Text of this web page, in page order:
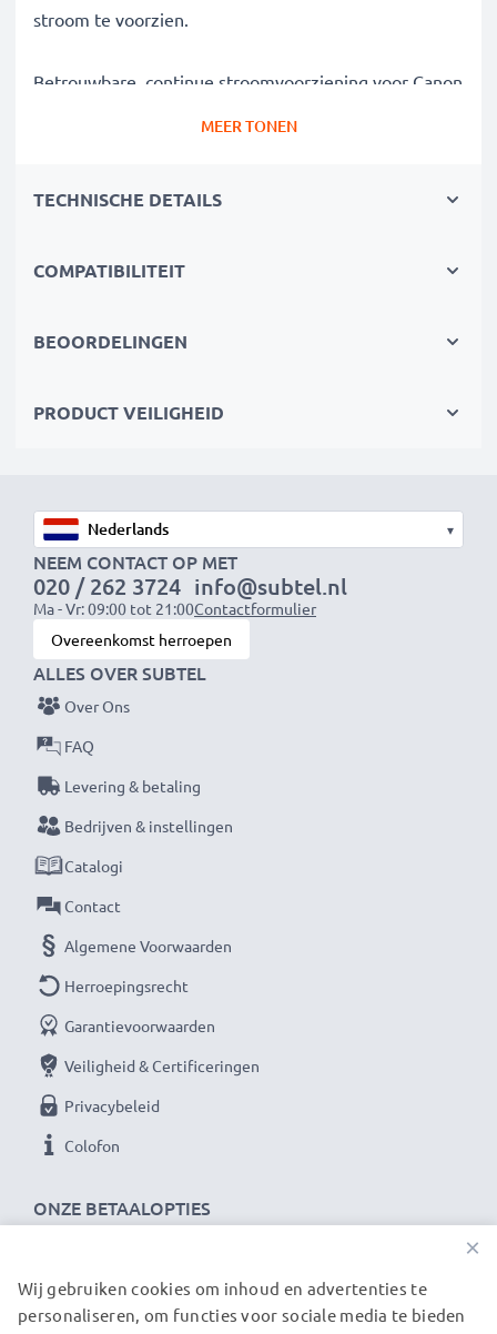
stroom te voorzien.
Betrouwbare, continue stroomvoorziening voor Canon
foto-/videobewerking, grote gegevensoverdracht of
✔Ondersteunt DC-opladen
(indien compatibel met
✔Perfect voor:Studiofotografie, videostreaming,
✔Gecertificeerde bescherming
oververhittings- en overspanningsbeveiliging
✔Hoogwaardige stekkermet een flexibele, stevige
kabel
CA-570 Voeding / Netadapter
Merk:subtel Camera Voeding
Ingangsspanning:
Uitgangsspanning / Output Volt:
Voedingskabel: ca. 3m oplaadkabel
Onbeperkte stroomvoorziening voor jouw Canon
camera met onze subtel AC-adapter. Bestel nu
MEER TONEN
TECHNISCHE DETAILS
COMPATIBILITEIT
BEOORDELINGEN
PRODUCT VEILIGHEID
▾
NEEM CONTACT OP MET
020 / 262 3724
Ma - Vr: 09:00 tot 21:00
info@subtel.nl
Contactformulier
Overeenkomst herroepen
ONZE BETAALOPTIES
ALLES OVER SUBTEL
Over Ons
FAQ
Levering & betaling
Bedrijven & instellingen
Catalogi
Contact
Algemene Voorwaarden
Herroepingsrecht
Garantievoorwaarden
Veiligheid & Certificeringen
Privacybeleid
Colofon
ONZE VERZENDPARTNERS
×
Wij gebruiken cookies om inhoud en advertenties te
personaliseren, om functies voor sociale media te bieden